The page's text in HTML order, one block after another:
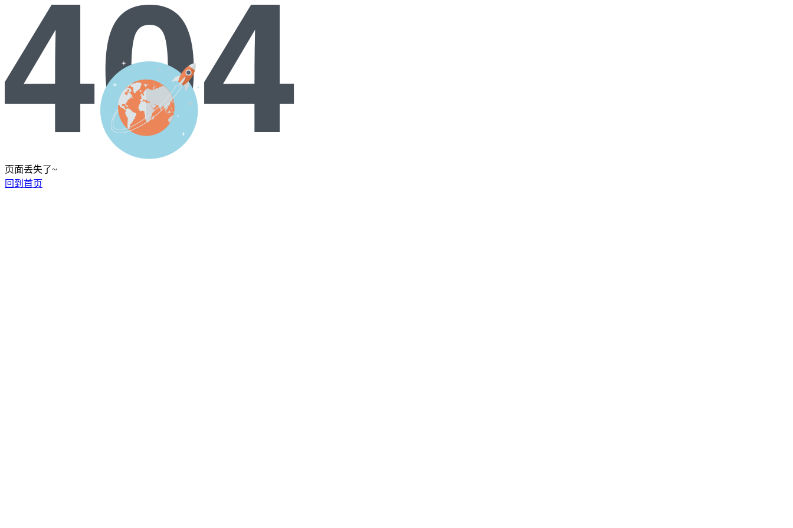
页面丢失了~
回到首页